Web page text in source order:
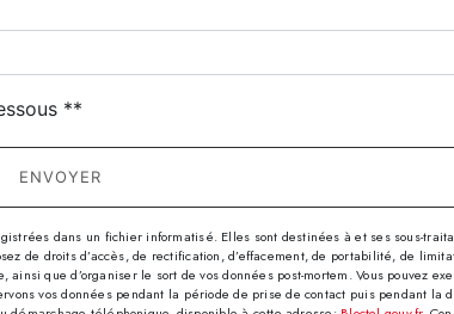
**
ENVOYER
dans un fichier informatisé. Elles sont destinées à et ses sous-
de droits d’accès, de rectification, d’effacement, de portabilité, de
que d’organiser le sort de vos données post-mortem. Vous pouvez
vos données pendant la période de prise de contact puis pendant